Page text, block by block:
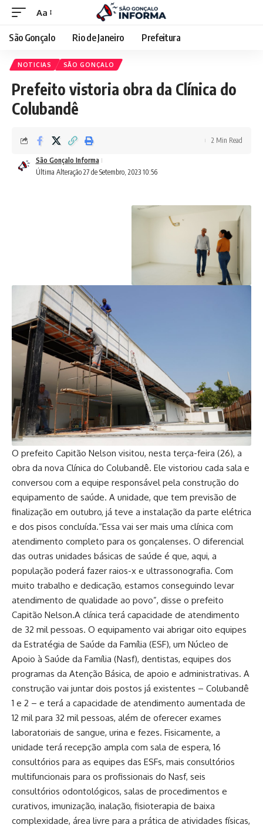
Aa
São Gonçalo Rio de Janeiro Prefeitura
NOTICIAS SÃO GONÇALO
Prefeito vistoria obra da Clínica do
Colubandê
Última Alteração 27 de Setembro, 2023 10:56
São Gonçalo Informa
2 Min Read
O prefeito Capitão Nelson visitou, nesta terça-feira (26), a
obra da nova Clínica do Colubandê. Ele vistoriou cada sala e
conversou com a equipe responsável pela construção do
equipamento de saúde. A unidade, que tem previsão de
finalização em outubro, já teve a instalação da parte elétrica
e dos pisos concluída.“Essa vai ser mais uma clínica com
atendimento completo para os gonçalenses. O diferencial
das outras unidades básicas de saúde é que, aqui, a
população poderá fazer raios-x e ultrassonografia. Com
muito trabalho e dedicação, estamos conseguindo levar
atendimento de qualidade ao povo”, disse o prefeito
Capitão Nelson.A clínica terá capacidade de atendimento
de 32 mil pessoas. O equipamento vai abrigar oito equipes
da Estratégia de Saúde da Família (ESF), um Núcleo de
Apoio à Saúde da Família (Nasf), dentistas, equipes dos
programas da Atenção Básica, de apoio e administrativas. A
construção vai juntar dois postos já existentes – Colubandê
1 e 2 – e terá a capacidade de atendimento aumentada de
12 mil para 32 mil pessoas, além de oferecer exames
laboratoriais de sangue, urina e fezes. Fisicamente, a
unidade terá recepção ampla com sala de espera, 16
consultórios para as equipes das ESFs, mais consultórios
multifuncionais para os profissionais do Nasf, seis
consultórios odontológicos, salas de procedimentos e
curativos, imunização, inalação, fisioterapia de baixa
complexidade, área livre para a prática de atividades físicas,